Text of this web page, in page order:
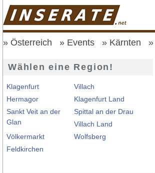
Österreich Events Kärnten
Wählen eine Region!
Klagenfurt
Villach
Hermagor
Klagenfurt Land
Sankt Veit an der
Glan
Spittal an der Drau
Villach Land
Völkermarkt
Wolfsberg
Feldkirchen